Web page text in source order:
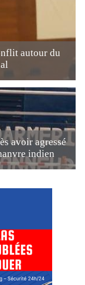
autour du
avoir agressé
indien